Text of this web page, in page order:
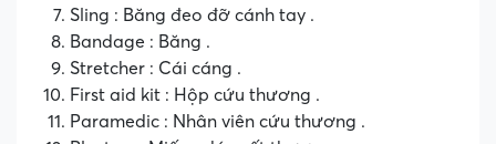
Sling : Băng đeo đỡ cánh tay .
Bandage : Băng .
Stretcher : Cái cáng .
First aid kit : Hộp cứu thương .
Paramedic : Nhân viên cứu thương .